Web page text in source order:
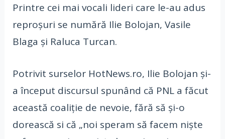
Printre cei mai vocali lideri care le-au adus
reproșuri se numără Ilie Bolojan, Vasile
Blaga și Raluca Turcan.
Potrivit surselor HotNews.ro, Ilie Bolojan și-
a început discursul spunând că PNL a făcut
această coaliție de nevoie, fără să și-o
dorească si că „noi speram să facem niște